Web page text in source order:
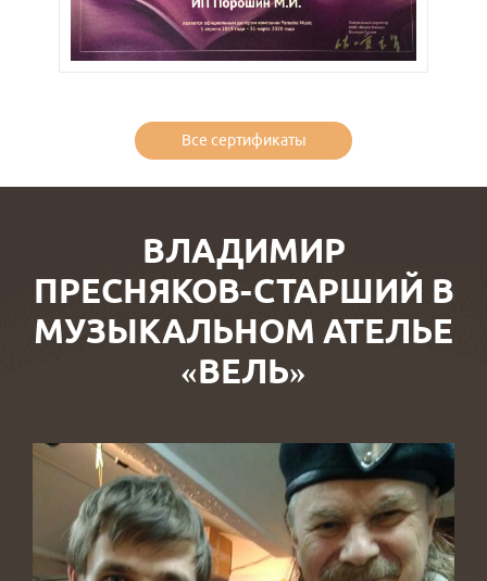
Все сертификаты
ВЛАДИМИР
ПРЕСНЯКОВ-СТАРШИЙ В
МУЗЫКАЛЬНОМ АТЕЛЬЕ
«ВЕЛЬ»